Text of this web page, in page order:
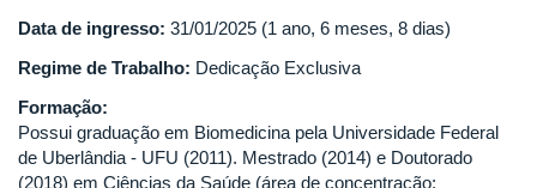
Data de ingresso: 31/01/2025 (1 ano, 6 meses, 8 dias)
Regime de Trabalho: Dedicação Exclusiva
Formação:
Possui graduação em Biomedicina pela Universidade Federal
de Uberlândia - UFU (2011). Mestrado (2014) e Doutorado
(2018) em Ciências da Saúde (área de concentração: